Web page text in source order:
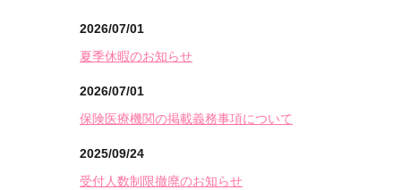
2026/07/01
夏季休暇のお知らせ
2026/07/01
保険医療機関の掲載義務事項について
2025/09/24
受付人数制限撤廃のお知らせ